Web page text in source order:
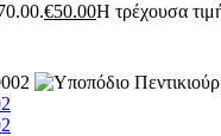
€50.00Η τρέχουσα